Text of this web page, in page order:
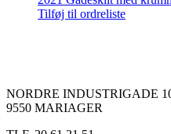
Tilføj til ordreliste
NORDRE INDUSTRIGADE
9550 MARIAGER